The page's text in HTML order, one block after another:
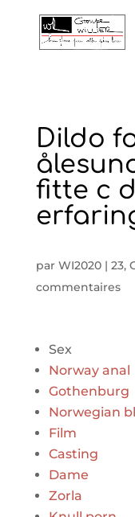
Dildo
fitte c
par WI2020| 23,
commentaires
Sex
Norway anal
Gothenburg
Norwegian
Film
Casting
Dame
Zorla